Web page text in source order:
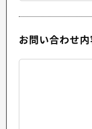
お問い合わせ